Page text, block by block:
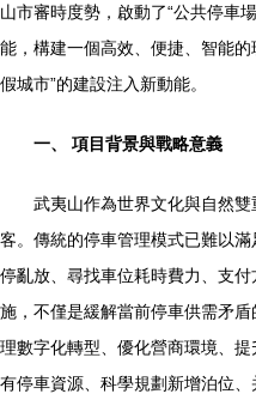
山市審時度勢，啟動了“公共停車
能，構建一個高效、便捷、智能
假城市”的建設注入新動能。
一、 項目背景與戰略意義
武夷山作為世界文化與自然
客。傳統的停車管理模式已難以
停亂放、尋找車位耗時費力、支
施，不僅是緩解當前停車供需矛
理數字化轉型、優化營商環境、
有停車資源、科學規劃新增泊位